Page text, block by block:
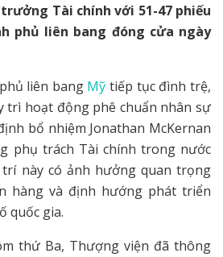
Tài chính với 51-47 phiếu
phủ liên bang đóng cửa ngày
liên bang Mỹ tiếp tục đình trệ,
trì hoạt động phê chuẩn nhân sự
bổ nhiệm Jonathan McKernan
phụ trách Tài chính trong nước
trí này có ảnh hưởng quan trọng
hàng và định hướng phát triển
quốc gia.
thứ Ba, Thượng viện đã thông